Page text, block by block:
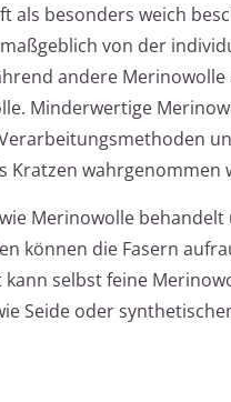
als besonders weich
von der
andere
Minderwertige
Kratzen wahrgenommen
Merinowolle
können die Fasern
selbst feine
Seide oder